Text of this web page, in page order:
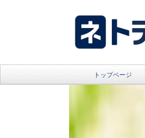
トップページ